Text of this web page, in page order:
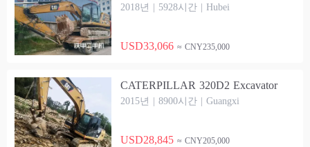
2018년 | 5928시간 | Hubei
USD33,066 ≈ CNY235,000
CATERPILLAR 320D2 Excavator
2015년 | 8900시간 | Guangxi
USD28,845 ≈ CNY205,000